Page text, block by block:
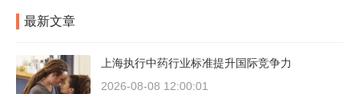
最新文章
上海执行中药行业标准提升国际竞争力
2026-08-08 12:00:01